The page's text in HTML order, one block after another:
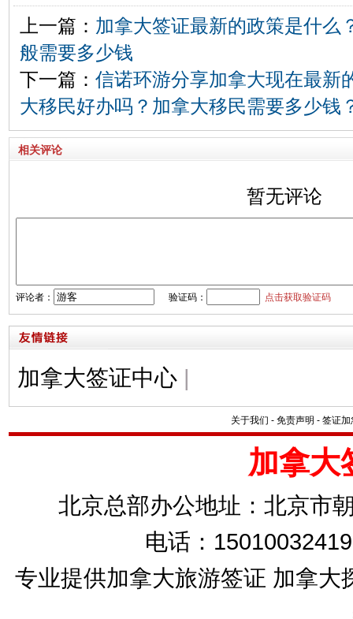
上一篇： 加拿大签证最新的政策是什么
般需要多少钱
下一篇： 信诺环游分享加拿大现在最新
大移民好办吗？加拿大移民需要多少钱
相关评论
暂无评论
评论者： 验证码： 点击获取验证码
加拿大签证中心 |
关于我们 - 免责声明 - 签证加
加拿大
北京总部办公地址：北京市
电话：
专业提供加拿大旅游签证 加拿